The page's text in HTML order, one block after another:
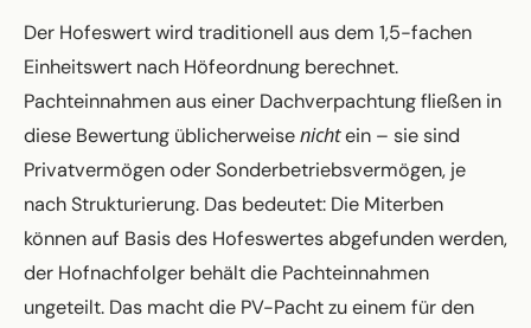
Der Hofeswert wird traditionell aus dem 1,5-fachen
Einheitswert nach Höfeordnung berechnet.
Pachteinnahmen aus einer Dachverpachtung fließen in
diese Bewertung üblicherweisenichtein – sie sind
Privatvermögen oder Sonderbetriebsvermögen, je
nach Strukturierung. Das bedeutet: Die Miterben
können auf Basis des Hofeswertes abgefunden werden,
der Hofnachfolger behält die Pachteinnahmen
ungeteilt. Das macht die PV-Pacht zu einem für den